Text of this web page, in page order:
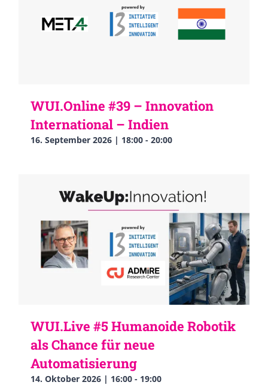
WUI.Online #39 – Innovation
International – Indien
16. September 2026 | 18:00 - 20:00
WUI.Live #5 Humanoide Robotik
als Chance für neue
Automatisierung
14. Oktober 2026 | 16:00 - 19:00